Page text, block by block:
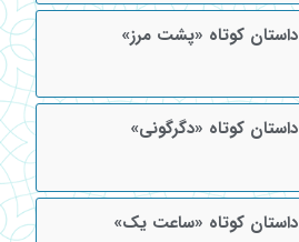
داستان کوتاه «پشت مرز»
داستان کوتاه «دگرگونی»
داستان کوتاه «ساعت یک»